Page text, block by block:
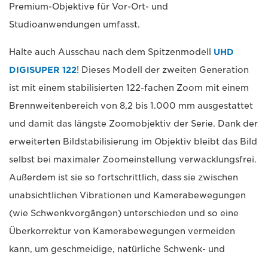
Premium-Objektive für Vor-Ort- und
Studioanwendungen umfasst.
Halte auch Ausschau nach dem Spitzenmodell UHD
DIGISUPER 122! Dieses Modell der zweiten Generation
ist mit einem stabilisierten 122-fachen Zoom mit einem
Brennweitenbereich von 8,2 bis 1.000 mm ausgestattet
und damit das längste Zoomobjektiv der Serie. Dank der
erweiterten Bildstabilisierung im Objektiv bleibt das Bild
selbst bei maximaler Zoomeinstellung verwacklungsfrei.
Außerdem ist sie so fortschrittlich, dass sie zwischen
unabsichtlichen Vibrationen und Kamerabewegungen
(wie Schwenkvorgängen) unterschieden und so eine
Überkorrektur von Kamerabewegungen vermeiden
kann, um geschmeidige, natürliche Schwenk- und